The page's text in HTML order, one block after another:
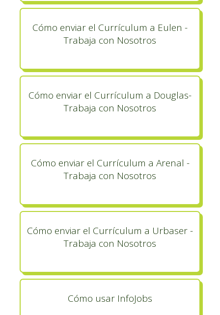
Cómo enviar el Currículum a Eulen -
Trabaja con Nosotros
Cómo enviar el Currículum a Douglas-
Trabaja con Nosotros
Cómo enviar el Currículum a Arenal -
Trabaja con Nosotros
Cómo enviar el Currículum a Urbaser -
Trabaja con Nosotros
Cómo usar InfoJobs